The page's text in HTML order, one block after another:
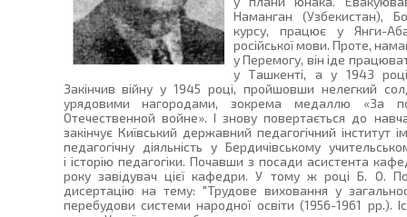
Наманган (Узбекистан),
курсу, працює у Янги-
російської мови. Проте,
у Перемогу, він іде
у Ташкенті, а у 1943
Закінчив війну у 1945 році, пройшовши нелегкий
урядовими нагородами, зокрема медаллю «За
Отечественной войне». І знову повертається до
закінчує Київський державний педагогічний інститут
педагогічну діяльність у Бердичівському
і історію педагогіки. Почавши з посади асистента
року завідувач цієї кафедри. У тому ж році Б. О.
дисертацію на тему: "Трудове виховання у
перебудови системи народної освіти (1956-1961 рр.).